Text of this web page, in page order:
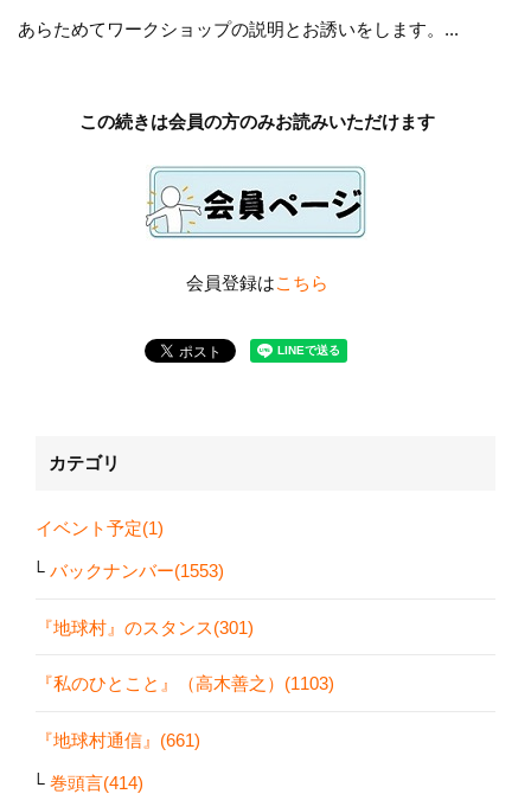
あらためてワークショップの説明とお誘いをします。...
この続きは会員の方のみお読みいただけます
会員登録はこちら
カテゴリ
イベント予定(1)
バックナンバー(1553)
『地球村』のスタンス(301)
『私のひとこと』（高木善之）(1103)
『地球村通信』(661)
巻頭言(414)